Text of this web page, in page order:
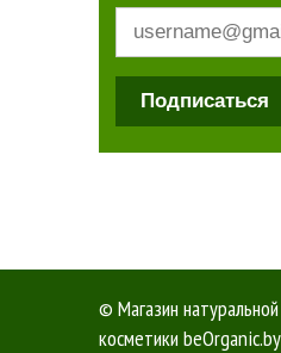
Подписаться
© Магазин натуральной
косметики beOrganic.by